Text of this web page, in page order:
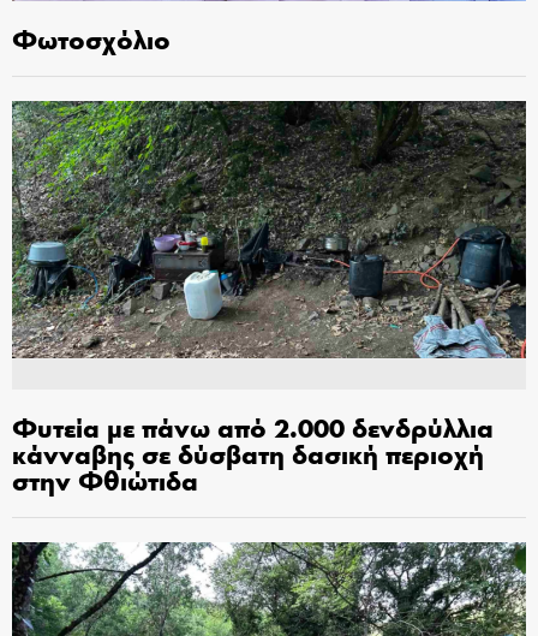
Φωτοσχόλιο
Φυτεία με πάνω από 2.000 δενδρύλλια
κάνναβης σε δύσβατη δασική περιοχή
στην Φθιώτιδα